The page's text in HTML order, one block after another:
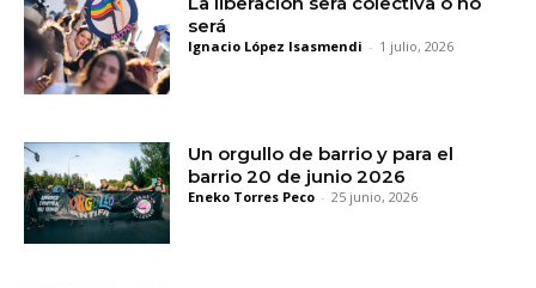
será
Ignacio López Isasmendi - 1 julio, 2026
Un orgullo de barrio y para el
barrio 20 de junio 2026
Eneko Torres Peco - 25 junio, 2026